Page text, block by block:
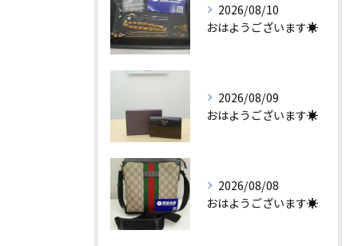
2026/08/10
おはようございます☀
2026/08/09
おはようございます☀
2026/08/08
おはようございます☀